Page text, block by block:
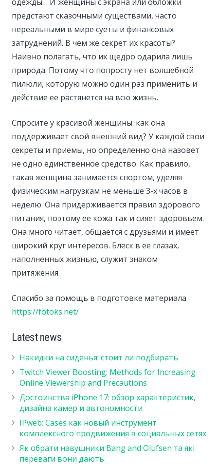
предстают сказочными существами, часто
нереальными в мире суеты и финансовых
затруднений. В чем же секрет их красоты?
Наивно полагать, что их щедро одарила лишь
природа. Потому что попросту нет волшебной
пилюли, которую можно один раз применить и
действие ее растянется на всю жизнь.
Спросите у красивой женщины: как она
поддерживает свой внешний вид? У каждой свои
секреты и приемы, но определенно она назовет
не одно единственное средство. Как правило,
такая женщина занимается спортом, уделяя
физическим нагрузкам не меньше 3-х часов в
неделю. Она придерживается правил здорового
питания, поэтому ее кожа так и сияет здоровьем.
Она много читает, общается с друзьями и имеет
широкий круг интересов. Блеск в ее глазах,
наполненных жизнью, служит знаком
притяжения.
Спасибо за помощь в подготовке материала
https://fotoks.net/
Latest news
Накидки на сиденья: стоит ли подбирать
Twitch Viewer Boosting: Methods for Increasing
Online Viewership and Precautions
Достоинства iPhone 17: обзор характеристик,
дизайна камер и автономности
IPweb: Cases как новый инструмент
комплексного продвижения в социальных сетях
Як обрати навушники Bang and Olufsen та які
переваги вони дають